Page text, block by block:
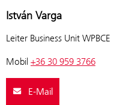
István Varga
Leiter Business Unit WPBCE
Mobil +36 30 959 3766
E-Mail